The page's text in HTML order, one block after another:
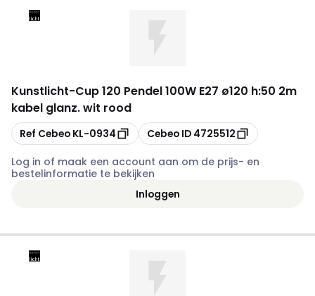
Kunstlicht-Cup 120 Pendel 100W E27 ø120 h:50 2m
kabel glanz. wit rood
Kopiëren
Ref Cebeo KL-0934 Kopiëren
Cebeo ID 4725512
Log in of maak een account aan om de prijs- en
bestelinformatie te bekijken
Inloggen